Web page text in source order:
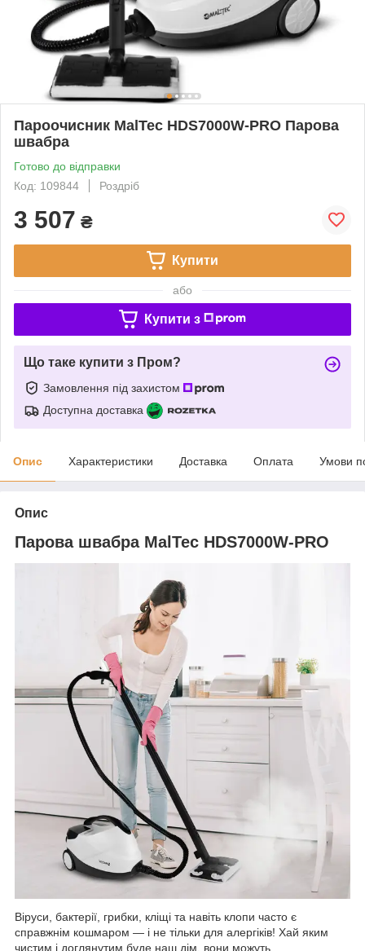
Пароочисник MalTec HDS7000W-PRO Парова
швабра
Готово до відправки
Код: 109844
Роздріб
3 507 ₴
Купити
або
Купити з
Що таке купити з Пром?
Замовлення під захистом
Доступна доставка
Опис Характеристики Доставка Оплата Умови
Опис
Парова швабра MalTec HDS7000W-PRO
Віруси, бактерії, грибки, кліщі та навіть клопи часто є
справжнім кошмаром — і не тільки для алергіків! Хай яким
чистим і доглянутим буде наш дім, вони можуть